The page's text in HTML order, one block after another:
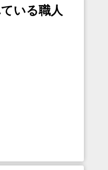
いる職人